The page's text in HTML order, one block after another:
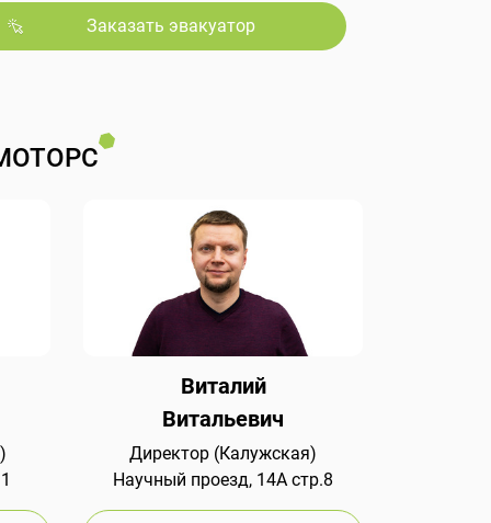
Заказать эвакуатор
Виталий
Витальевич
Директор (Калужская)
Научный проезд, 14А стр.8